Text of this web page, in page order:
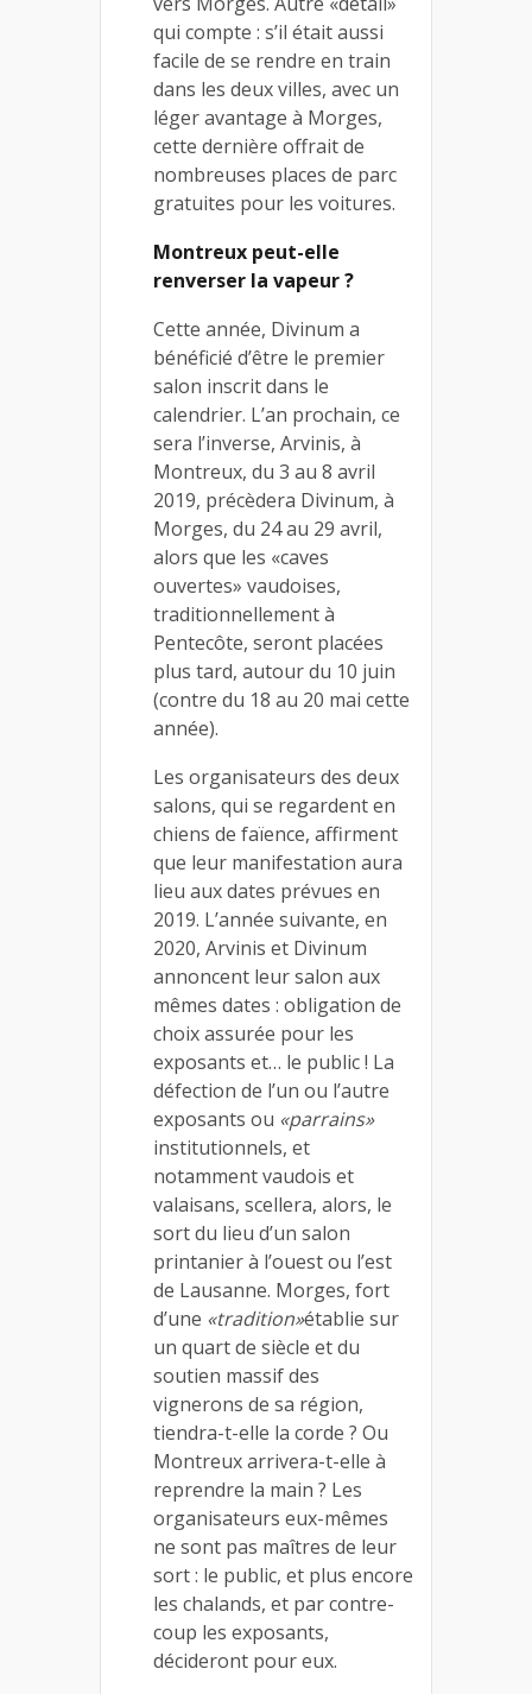
qui compte : s’il était aussi
facile de se rendre en train
dans les deux villes, avec un
léger avantage à Morges,
cette dernière offrait de
nombreuses places de parc
gratuites pour les voitures.
Montreux peut-elle
renverser la vapeur ?
Cette année, Divinum a
bénéficié d’être le premier
salon inscrit dans le
calendrier. L’an prochain, ce
sera l’inverse, Arvinis, à
Montreux, du 3 au 8 avril
2019, précèdera Divinum, à
Morges, du 24 au 29 avril,
alors que les «caves
ouvertes» vaudoises,
traditionnellement à
Pentecôte, seront placées
plus tard, autour du 10 juin
(contre du 18 au 20 mai cette
année).
Les organisateurs des deux
salons, qui se regardent en
chiens de faïence, affirment
que leur manifestation aura
lieu aux dates prévues en
2019. L’année suivante, en
2020, Arvinis et Divinum
annoncent leur salon aux
mêmes dates : obligation de
choix assurée pour les
exposants et… le public ! La
défection de l’un ou l’autre
exposants ou «parrains»
institutionnels, et
notamment vaudois et
valaisans, scellera, alors, le
sort du lieu d’un salon
printanier à l’ouest ou l’est
de Lausanne. Morges, fort
d’une «tradition»établie sur
un quart de siècle et du
soutien massif des
vignerons de sa région,
tiendra-t-elle la corde ? Ou
Montreux arrivera-t-elle à
reprendre la main ? Les
organisateurs eux-mêmes
ne sont pas maîtres de leur
sort : le public, et plus encore
les chalands, et par contre-
coup les exposants,
décideront pour eux.